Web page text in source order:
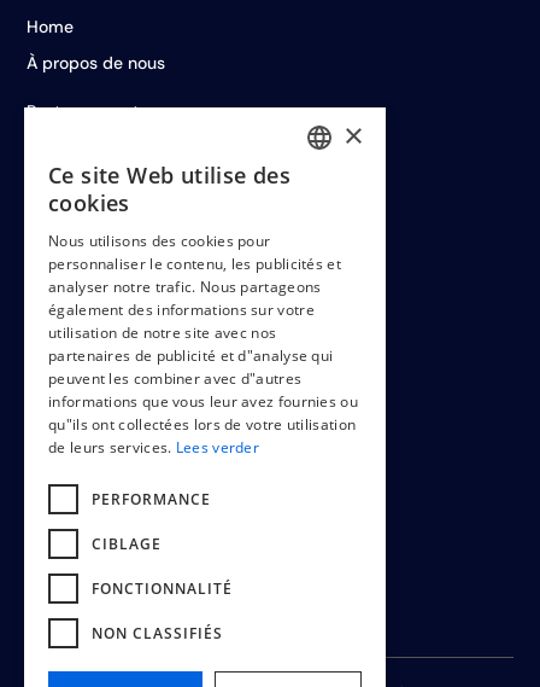
Home
À propos de nous
Postes vacants
LEGAL
Cookiepolicy
Terms & conditions
FRENCH
×
Ce site Web utilise des
cookies
Nous utilisons des cookies pour
personnaliser le contenu, les publicités et
analyser notre trafic. Nous partageons
également des informations sur votre
utilisation de notre site avec nos
partenaires de publicité et d"analyse qui
peuvent les combiner avec d"autres
informations que vous leur avez fournies ou
qu"ils ont collectées lors de votre utilisation
de leurs services. Lees verder
PERFORMANCE
CIBLAGE
FONCTIONNALITÉ
NON CLASSIFIÉS